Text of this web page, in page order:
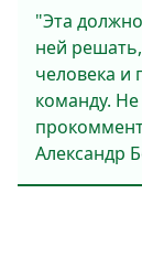
"Эта
ней
человека и
команду.
Александр